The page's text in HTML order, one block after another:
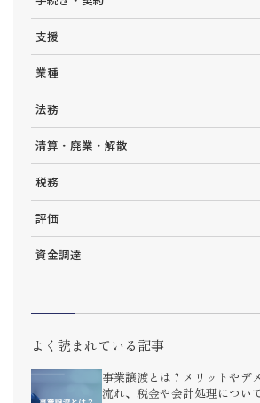
支援
業種
法務
清算・廃業・解散
税務
評価
資金調達
よく読まれている記事
事業譲渡とは？メリットやデ
流れ、税金や会計処理につい